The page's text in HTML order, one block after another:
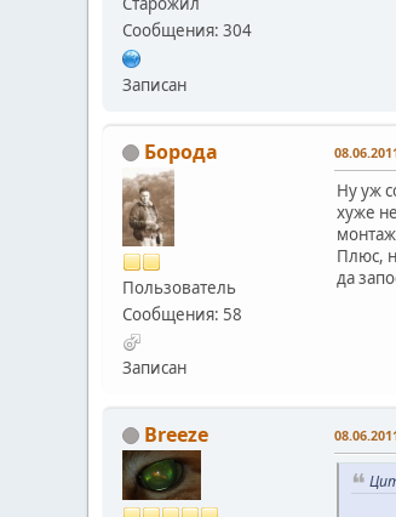
Сообщения: 304
Записан
Борода
Пользователь
Сообщения: 58
Записан
Ну уж
хуже
Плюс,
да
Breeze